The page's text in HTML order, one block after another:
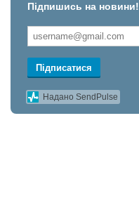
Підпишись на новини!
Підписатися
Надано SendPulse